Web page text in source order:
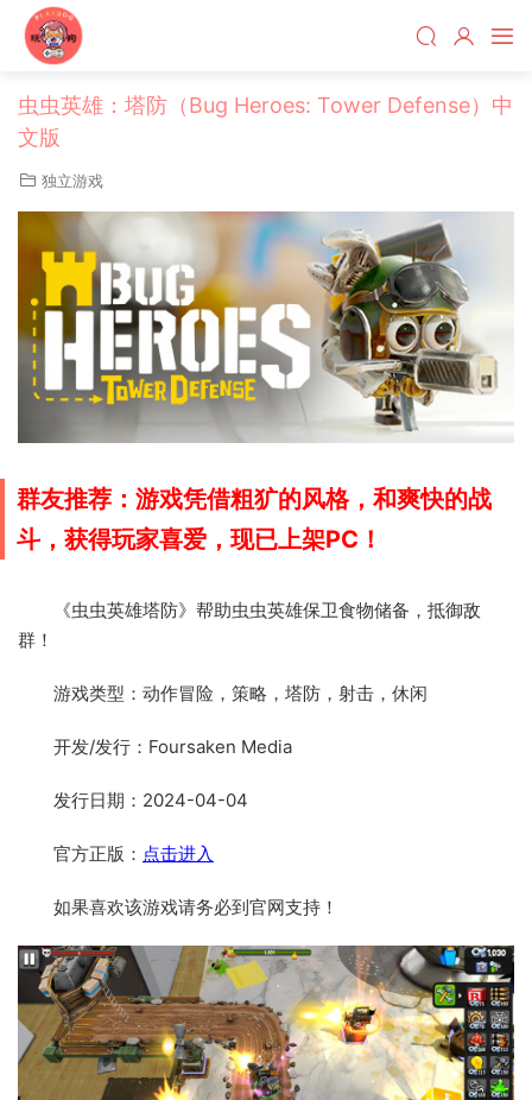
虫虫英雄：塔防（Bug Heroes: Tower Defense）中
文版
独立游戏
群友推荐：游戏凭借粗犷的风格，和爽快的战
斗，获得玩家喜爱，现已上架PC！
《虫虫英雄塔防》帮助虫虫英雄保卫食物储备，抵御敌
群！
游戏类型：动作冒险，策略，塔防，射击，休闲
开发/发行：Foursaken Media
发行日期：2024-04-04
官方正版： 点击进入
如果喜欢该游戏请务必到官网支持！